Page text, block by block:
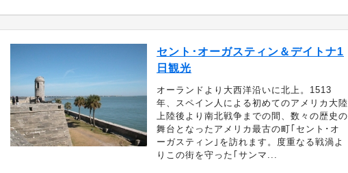
セント･オーガスティン＆デイトナ1
日観光
オーランドより大西洋沿いに北上。1513
年、スペイン人による初めてのアメリカ大陸
上陸後より南北戦争までの間、数々の歴史の
舞台となったアメリカ最古の町｢セント･オ
ーガスティン｣を訪れます。度重なる戦渦よ
りこの街を守った｢サンマ...